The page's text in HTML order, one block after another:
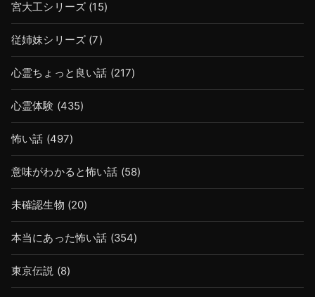
宮大工シリーズ (15)
従姉妹シリーズ (7)
心霊ちょっと良い話 (217)
心霊体験 (435)
怖い話 (497)
意味がわかると怖い話 (58)
未確認生物 (20)
本当にあった怖い話 (354)
東京伝説 (8)